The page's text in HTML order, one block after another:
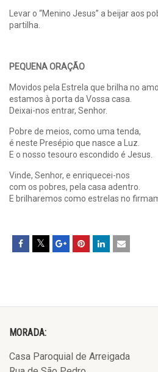
Levar o “Menino Jesus” a beijar aos
partilha.
PEQUENA ORAÇÃO
Movidos pela Estrela que brilha no
estamos à porta da Vossa casa.
Deixai-nos entrar, Senhor.
Pobre de meios, como uma tenda,
é neste Presépio que nasce a Luz.
E o nosso tesouro escondido é Jesus.
Vinde, Senhor, e enriquecei-nos
com os pobres, pela casa adentro.
E brilharemos como estrelas no
MORADA:
Casa Paroquial de Arreigada